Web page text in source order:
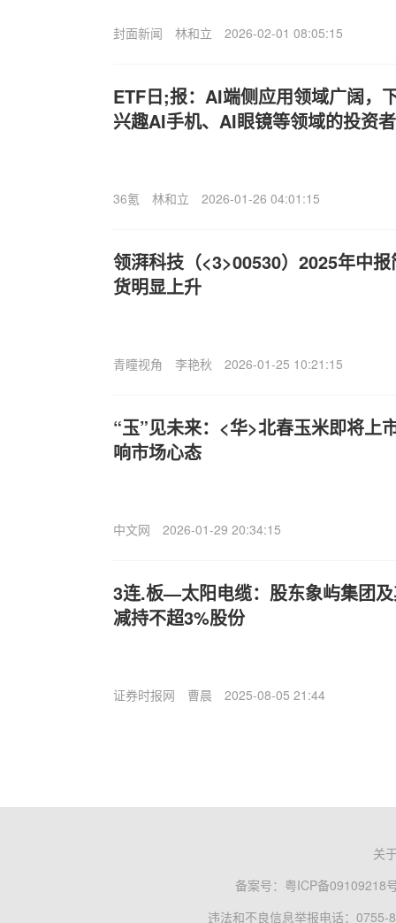
封面新闻 林和立 2026-02-01 08:05:15
ETF日;报：AI端侧应用领域广阔，
兴趣AI手机、AI眼镜等领域的投资
36氪 林和立 2026-01-26 04:01:15
领湃科技（<3>00530）2025年中
货明显上升
青瞳视角 李艳秋 2026-01-25 10:21:15
“玉”见未来：<华>北春玉米即将上
响市场心态
中文网 2026-01-29 20:34:15
3连.板—太阳电缆：股东象屿集团
减持不超3%股份
证券时报网 曹晨 2025-08-05 21:44
关
备案号： 粤ICP备09109218
违法和不良信息举报电话：0755-